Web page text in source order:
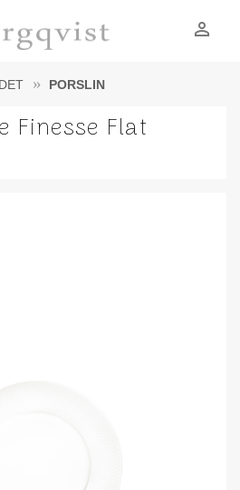
person_outline
PORSLIN
Finesse Flat